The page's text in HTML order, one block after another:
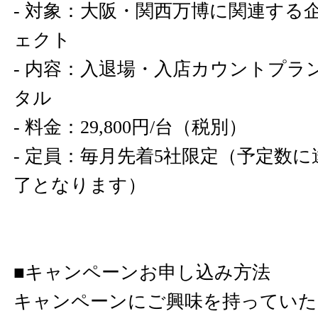
- 対象：大阪・関西万博に関連する
ェクト
- 内容：入退場・入店カウントプラ
タル
- 料金：29,800円/台（税別）
- 定員：毎月先着5社限定（予定数
了となります）
■キャンペーンお申し込み方法
キャンペーンにご興味を持ってい